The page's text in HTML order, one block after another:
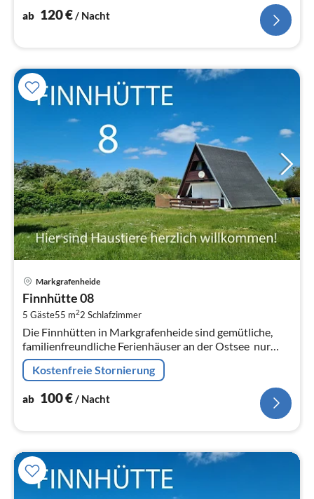
ab 120€/ Nacht
Markgrafenheide
Finnhütte 08
5 Gäste55 m22 Schlafzimmer
Die Finnhütten in Markgrafenheide sind gemütliche,
familienfreundliche Ferienhäuser an der Ostsee  nur
wenige Meter hinter den Dünen und nur 2 Gehminuten
vom feinsandigen Strand...
Kostenfreie Stornierung
ab 100€ / Nacht